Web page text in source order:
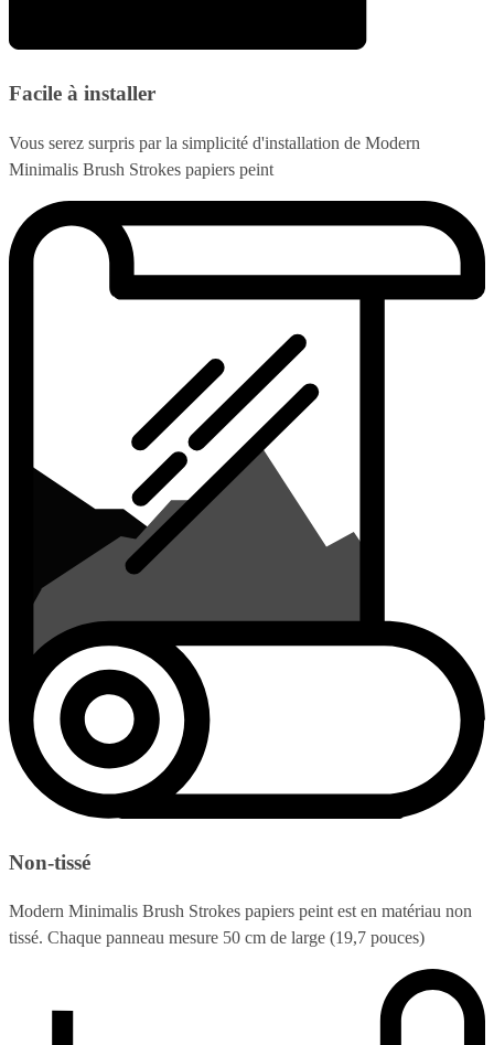
Facile à installer
Vous serez surpris par la simplicité d'installation de Modern
Minimalis Brush Strokes papiers peint
Non-tissé
Modern Minimalis Brush Strokes papiers peint est en matériau non
tissé. Chaque panneau mesure 50 cm de large (19,7 pouces)